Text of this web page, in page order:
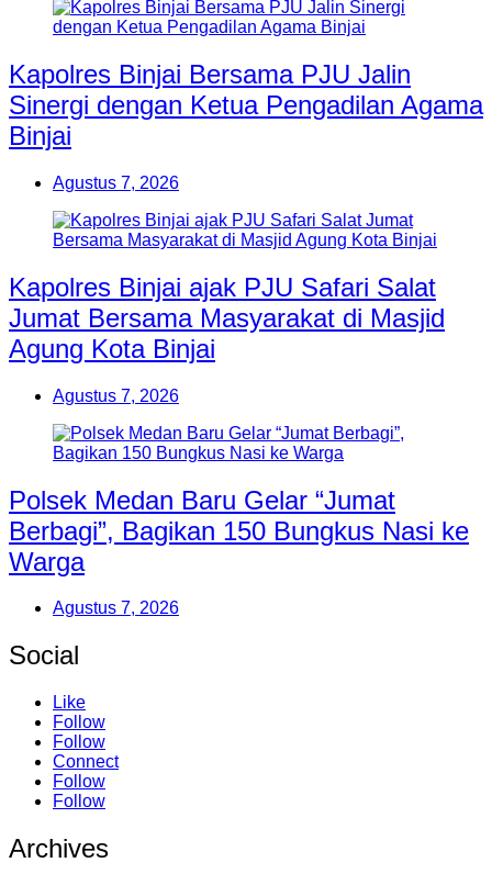
Kapolres Binjai Bersama PJU Jalin
Sinergi dengan Ketua Pengadilan Agama
Binjai
Agustus 7, 2026
Kapolres Binjai ajak PJU Safari Salat
Jumat Bersama Masyarakat di Masjid
Agung Kota Binjai
Agustus 7, 2026
Polsek Medan Baru Gelar “Jumat
Berbagi”, Bagikan 150 Bungkus Nasi ke
Warga
Agustus 7, 2026
Social
Like
Follow
Follow
Connect
Follow
Follow
Archives